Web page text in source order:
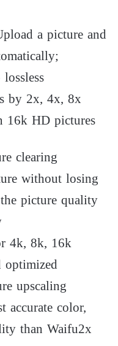
a picture and
by 2x, 4x, 8x
16k HD pictures
clearing
without losing
picture quality
4k, 8k, 16k
optimized
upscaling
accurate color,
than Waifu2x